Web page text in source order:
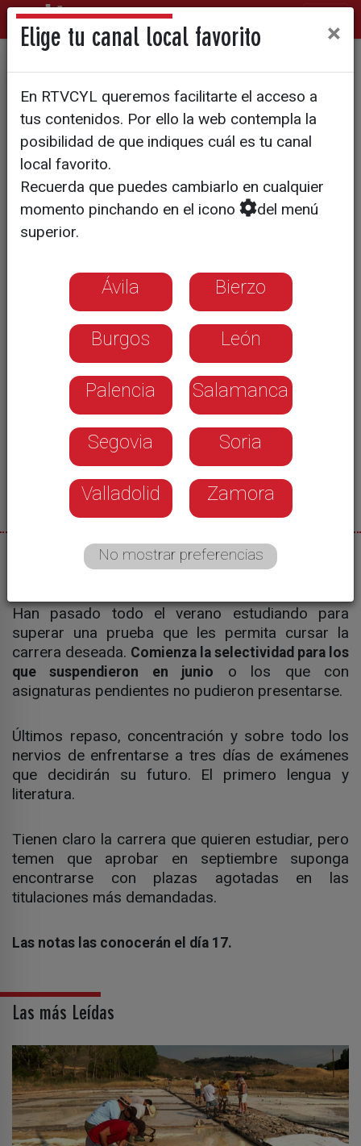
Miles de estudiantes han
comenzado la 'temida'
selectividad de septiembre
Una segunda oportunidad para muchos
que buscan ahora superar la nota de
09/09/2015
Han pasado todo el verano estudiando para
superar una prueba que les permita cursar la
carrera deseada. Comienza la selectividad para los
que suspendieron en junio
o los que con
asignaturas pendientes no pudieron presentarse.
Últimos repaso, concentración y sobre todo los
nervios de enfrentarse a tres días de exámenes
que decidirán su futuro. El primero lengua y
literatura.
Tienen claro la carrera que quieren estudiar, pero
temen que aprobar en septiembre suponga
encontrarse con plazas agotadas en las
titulaciones más demandadas.
Las notas las conocerán el día 17.
Las más Leídas
Elige tu canal local favorito ×
En RTVCYL queremos facilitarte el acceso a
tus contenidos. Por ello la web contempla la
posibilidad de que indiques cuál es tu canal
local favorito.
Recuerda que puedes cambiarlo en cualquier
momento pinchando en el icono
del menú
superior.
Ávila Bierzo
Burgos León
Palencia Salamanca
Segovia Soria
Valladolid Zamora
No mostrar preferencias